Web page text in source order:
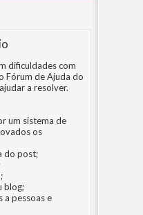
dificuldades com
Fórum de Ajuda do
a resolver.
um sistema de
os
do post;
blog;
a pessoas e